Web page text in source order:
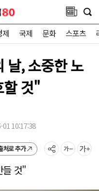
제 국제 문화 스포츠
날, 소중한 노
할 것"
01 10:17:38
처로 추가
들 것"